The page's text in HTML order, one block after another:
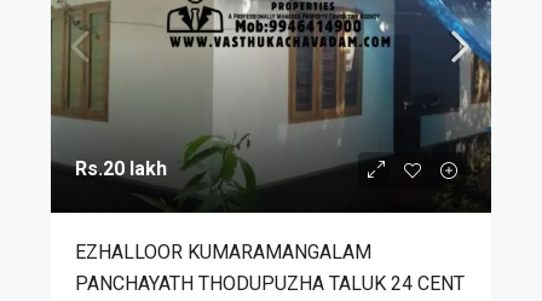
Rs.20 lakh
EZHALLOOR KUMARAMANGALAM
PANCHAYATH THODUPUZHA TALUK 24 CENT